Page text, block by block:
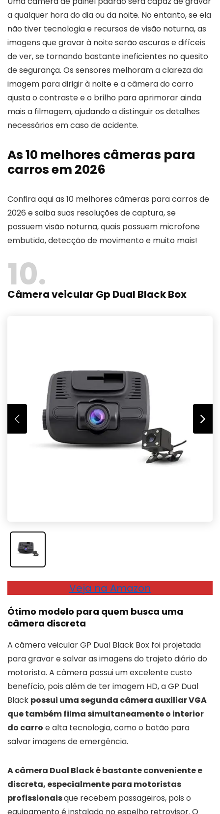
a qualquer hora do dia ou da noite. No entanto, se ela
não tiver tecnologia e recursos de visão noturna, as
imagens que gravar à noite serão escuras e difíceis
de ver, se tornando bastante ineficientes no quesito
de segurança. Os sensores melhoram a clareza da
imagem para dirigir à noite e a câmera do carro
ajusta o contraste e o brilho para aprimorar ainda
mais a filmagem, ajudando a distinguir os detalhes
necessários em caso de acidente.
As 10 melhores câmeras para
carros em 2026
Confira aqui as 10 melhores câmeras para carros de
2026 e saiba suas resoluções de captura, se
possuem visão noturna, quais possuem microfone
embutido, detecção de movimento e muito mais!
10
Câmera veicular Gp Dual Black Box
Veja na Amazon
Ótimo modelo para quem busca uma
câmera discreta
A câmera veicular GP Dual Black Box foi projetada
para gravar e salvar as imagens do trajeto diário do
motorista. A câmera possui um excelente custo
benefício, pois além de ter imagem HD, a GP Dual
Black possui uma segunda câmera auxiliar VGA
que também filma simultaneamente o interior
do carro e alta tecnologia, como o botão para
salvar imagens de emergência.
A câmera Dual Black é bastante conveniente e
discreta, especialmente para motoristas
profissionaisque recebem passageiros, pois o
equipamento é instalado no espelho retrovisor. O